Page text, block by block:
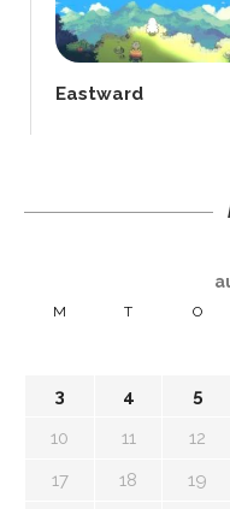
Eastward
M T O
3
4 5
10
11 12
17
18 19